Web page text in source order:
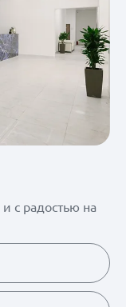
и с радостью на